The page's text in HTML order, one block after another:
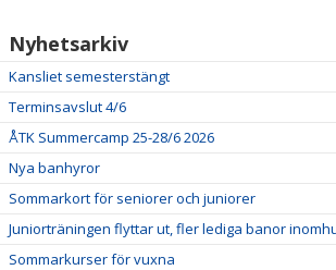
Nyhetsarkiv
Kansliet semesterstängt
Terminsavslut 4/6
ÅTK Summercamp 25-28/6 2026
Nya banhyror
Sommarkort för seniorer och juniorer
Juniorträningen flyttar ut, fler lediga banor
Sommarkurser för vuxna